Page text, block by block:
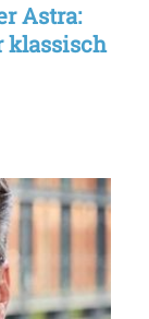
Astra:
klassisch